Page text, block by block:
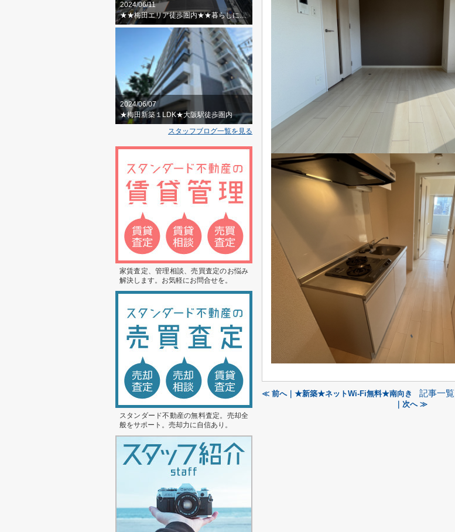
≪ 前へ｜★新築★ネットWi-Fi無料★南向き 記事一覧
｜次へ ≫
2024/06/11
★★梅田エリア徒歩圏内★★暮らしに便利な周辺環境
2024/06/07
★梅田新築１LDK★大阪駅徒歩圏内
スタッフブログ一覧を見る
家賃査定、管理相談、売買査定のお悩み
解決します。お気軽にお問合せを。
スタンダード不動産の無料査定。売却全
般をサポート。売却力に自信あり。